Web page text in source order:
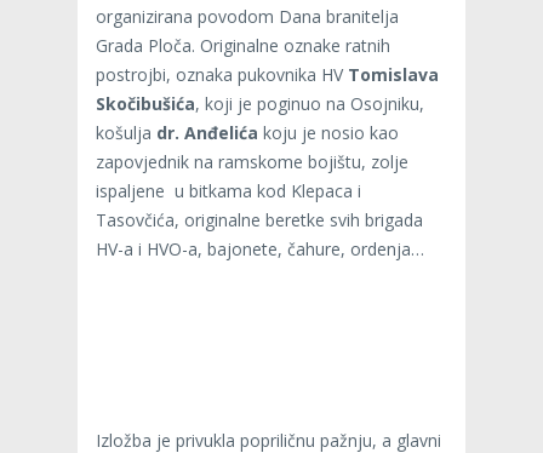
organizirana povodom Dana branitelja
Grada Ploča. Originalne oznake ratnih
postrojbi, oznaka pukovnika HV Tomislava
Skočibušića, koji je poginuo na Osojniku,
košulja dr. Anđelića koju je nosio kao
zapovjednik na ramskome bojištu, zolje
ispaljene u bitkama kod Klepaca i
Tasovčića, originalne beretke svih brigada
HV-a i HVO-a, bajonete, čahure, ordenja…
Izložba je privukla popriličnu pažnju, a glavni